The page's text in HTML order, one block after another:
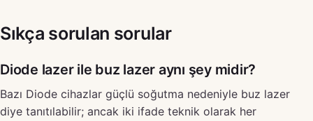
Sıkça sorulan sorular
Diode lazer ile buz lazer aynı şey midir?
Bazı Diode cihazlar güçlü soğutma nedeniyle buz lazer
diye tanıtılabilir; ancak iki ifade teknik olarak her